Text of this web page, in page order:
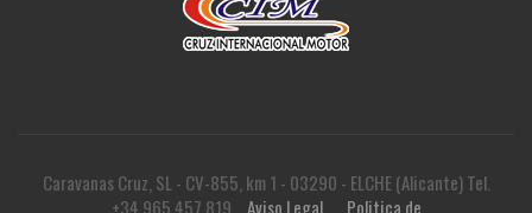
Caravanas Cruz, SL - CV-855, km 1 - 03290 - ELCHE (Alicante) Tel.
+34 965 457 819
Aviso Legal Politica de